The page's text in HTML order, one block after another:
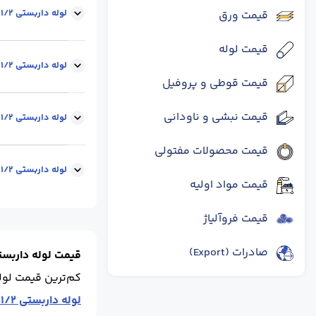
قیمت ورق
قیمت لوله
قیمت قوطی و پروفیل
قیمت نبشی و ناودانی
قیمت محصولات مفتولی
قیمت مواد اولیه
قیمت فروآلیاژ
صادرات (Export)
لوله داربستی 1/2-1 اینچ ضخامت 2 میل (ورق فولاد مبارکه)
سایز (inch) : 1-1/2لوله داربستی 1/2-1 اینچ ضخامت 2 میل (ورق اهواز/گیلان)
لوله داربستی 1/2-1 اینچ ضخامت 2.5 میل (ورق فولاد مبارکه)
وزن شاخه (kg) :
لوله داربستی 1/2-1 اینچ ضخامت 2.5 میل (ورق اهواز/گیلان)
قیمت لوله
کم‌ترین قیمت
لوله داربستی 1/2-1 اینچ ضخامت 2 میل (ورق فولاد مبارکه)